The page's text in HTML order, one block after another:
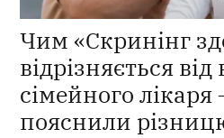
Чим «Скринінг
відрізняється від
сімейного
пояснили